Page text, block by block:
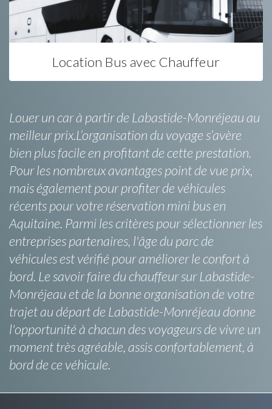
Location Bus avec Chauffeur
Louer un car à partir de Labastide-Monréjeau au
meilleur prix.L’organisation du voyage s’avère
bien plus facile en profitant de cette prestation.
Pour les nombreux avantages point de vue prix,
mais également pour profiter de véhicules
récents pour votre réservation mini bus en
Aquitaine. Parmi les critères pour sélectionner les
entreprises partenaires, l'âge du parc de
véhicules est vérifié pour améliorer le confort à
bord. Le savoir faire du chauffeur sur Labastide-
Monréjeau et de la bonne organisation de votre
trajet au départ de Labastide-Monréjeau donne
l'opportunité à chacun des voyageurs de vivre un
moment très agréable, assis confortablement, à
bord de ce véhicule.